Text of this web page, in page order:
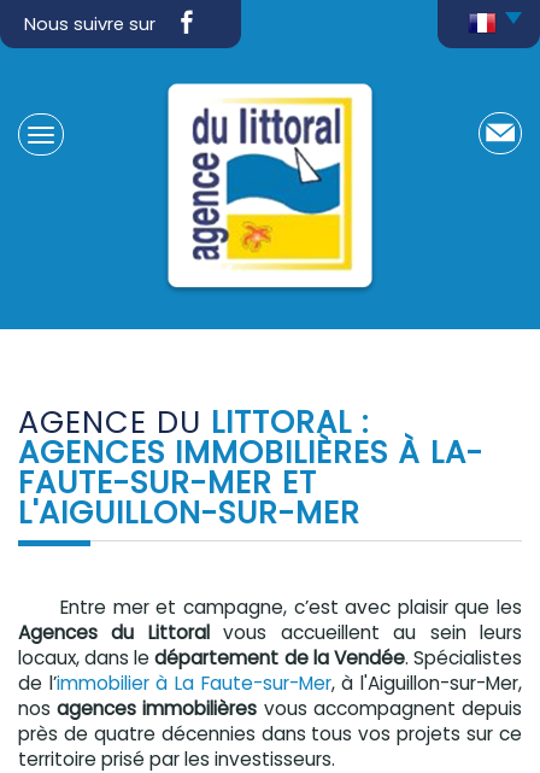
Nous suivre sur
AGENCE DU LITTORAL :
AGENCES IMMOBILIÈRES À LA-
FAUTE-SUR-MER ET
L'AIGUILLON-SUR-MER
Entre mer et campagne, c’est avec plaisir que les
Agences du Littoralvous accueillent au sein leurs
locaux, dans ledépartement de la Vendée. Spécialistes
de l’immobilier à La Faute-sur-Mer, à l'Aiguillon-sur-Mer,
nosagences immobilières vous accompagnent depuis
près de quatre décennies dans tous vos projets sur ce
territoire prisé par les investisseurs.